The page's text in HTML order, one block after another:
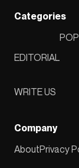
Categories
EDITORIAL
WRITE US
Company
AboutPrivacy